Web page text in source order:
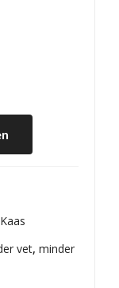
Kaas
vet, minder